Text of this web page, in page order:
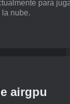
para
nube.
airgpu